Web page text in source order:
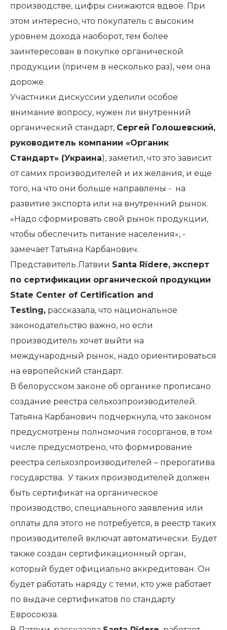
производстве, цифры снижаются вдвое. При
этом интересно, что покупатель с высоким
уровнем дохода наоборот, тем более
заинтересован в покупке органической
продукции (причем в несколько раз), чем она
дороже.
Участники дискуссии уделили особое
внимание вопросу, нужен ли внутренний
органический стандарт, Сергей Голошевский,
руководитель компании «Органик
Стандарт» (Украина), заметил, что это зависит
от самих производителей и их желания, и еще
того, на что они больше направлены - на
развитие экспорта или на внутренний рынок.
«Надо сформировать свой рынок продукции,
чтобы обеспечить питание населения», -
замечает Татьяна Карбанович.
Представитель Латвии Santa Rīdere, эксперт
по сертификации органической продукции
State Center of Certification and
Testing, рассказала, что национальное
законодательство важно, но если
производитель хочет выйти на
международный рынок, надо ориентироваться
на европейский стандарт.
В белорусском законе об органике прописано
создание реестра сельхозпроизводителей.
Татьяна Карбанович подчеркнула, что законом
предусмотрены полномочия госорганов, в том
числе предусмотрено, что формирование
реестра сельхозпроизводителей – прерогатива
государства. У таких производителей должен
быть сертификат на органическое
производство, специального заявления или
оплаты для этого не потребуется, в реестр таких
производителей включат автоматически. Будет
также создан сертификационный орган,
который будет официально аккредитован. Он
будет работать наряду с теми, кто уже работает
по выдаче сертификатов по стандарту
Евросоюза.